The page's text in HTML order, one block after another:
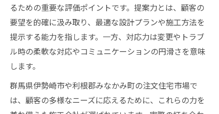
るための重要な評価ポイントです。提案力とは、顧客の
要望を的確に汲み取り、最適な設計プランや施工方法を
提示する能力を指します。一方、対応力は変更やトラブ
ル時の柔軟な対応やコミュニケーションの円滑さを意味
します。
群馬県伊勢崎市や利根郡みなかみ町の注文住宅市場で
は、顧客の多様なニーズに応えるために、これらの力を